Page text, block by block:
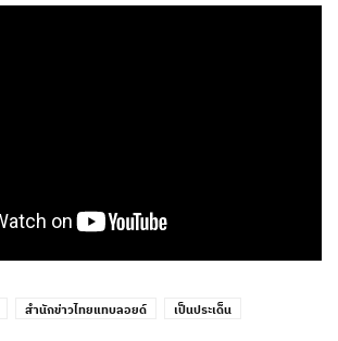
สำนักข่าวไทยแทบลอยด์ เป็นประเด็น